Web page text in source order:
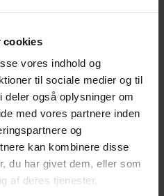
cookies
vores indhold og
til sociale medier og til
også oplysninger om
med vores partnere inden
og
kan kombinere disse
du har givet dem, eller som
af deres tjenester.
katalysator for
ledere